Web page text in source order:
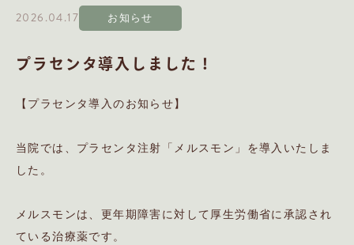
2026.04.17 お知らせ
プラセンタ導入しました！
【プラセンタ導入のお知らせ】
当院では、プラセンタ注射「メルスモン」を導入いたしま
した。
メルスモンは、更年期障害に対して厚生労働省に承認され
ている治療薬です。